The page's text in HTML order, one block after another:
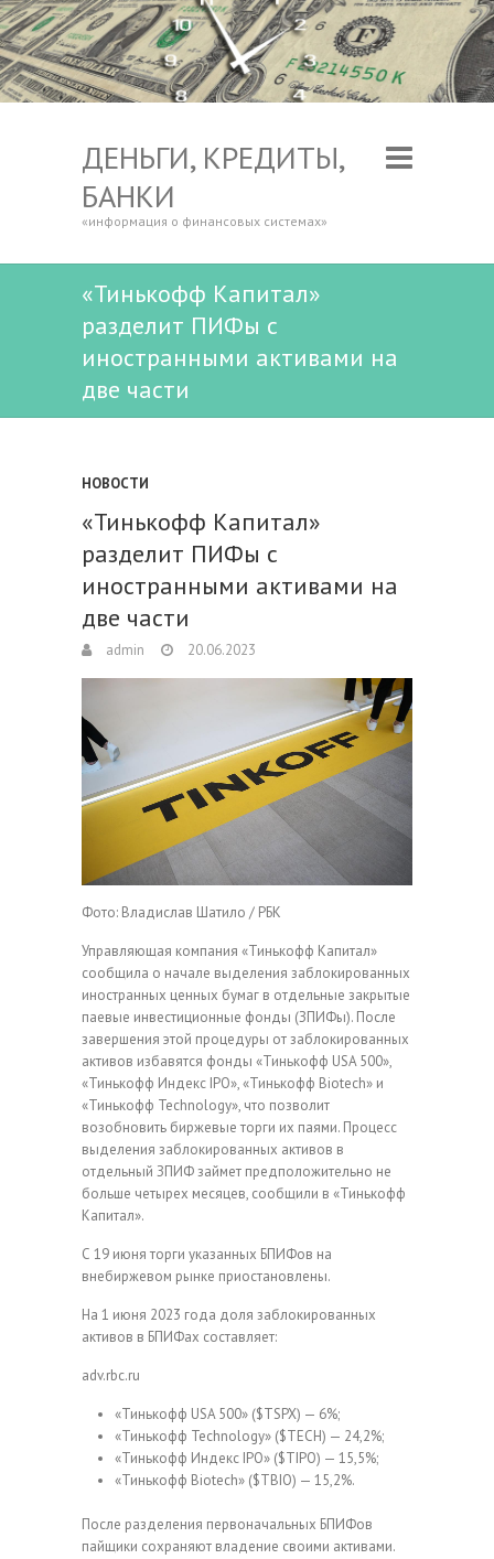
ДЕНЬГИ, КРЕДИТЫ,
БАНКИ
«информация о финансовых системах»
«Тинькофф Капитал»
разделит ПИФы с
иностранными активами на
две части
НОВОСТИ
«Тинькофф Капитал»
разделит ПИФы с
иностранными активами на
две части
admin 20.06.2023
Фото: Владислав Шатило / РБК
Управляющая компания «Тинькофф Капитал»
сообщила о начале выделения заблокированных
иностранных ценных бумаг в отдельные закрытые
паевые инвестиционные фонды (ЗПИФы). После
завершения этой процедуры от заблокированных
активов избавятся фонды «Тинькофф USA 500»,
«Тинькофф Индекс IPO», «Тинькофф Biotech» и
«Тинькофф Technology», что позволит
возобновить биржевые торги их паями. Процесс
выделения заблокированных активов в
отдельный ЗПИФ займет предположительно не
больше четырех месяцев, сообщили в «Тинькофф
Капитал».
С 19 июня торги указанных БПИФов на
внебиржевом рынке приостановлены.
На 1 июня 2023 года доля заблокированных
активов в БПИФах составляет:
adv.rbc.ru
«Тинькофф USA 500» ($TSPX) — 6%;
«Тинькофф Technology» ($TECH) — 24,2%;
«Тинькофф Индекс IPO» ($TIPO) — 15,5%;
«Тинькофф Biotech» ($TBIO) — 15,2%.
После разделения первоначальных БПИФов
пайщики сохраняют владение своими активами.